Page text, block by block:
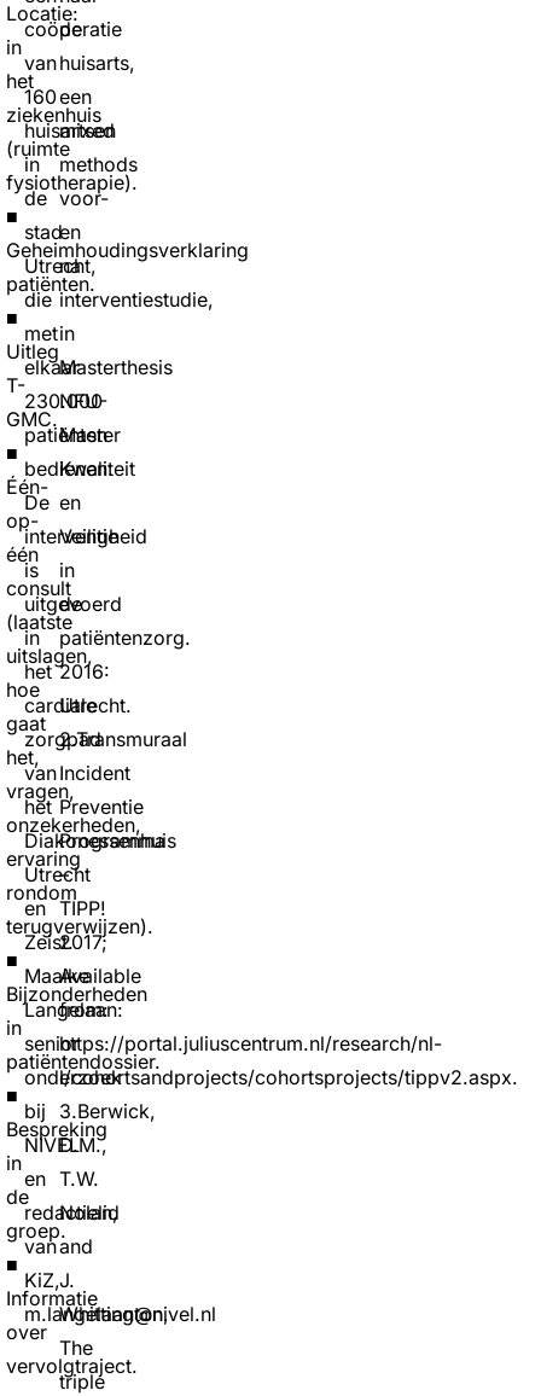
Locatie:
in
het
ziekenhuis
(ruimte
fysiotherapie).
■
Geheimhoudingsverklaring
patiënten.
■
Uitleg
T-
GMC.
■
Één-
op-
één
consult
(laatste
uitslagen,
hoe
gaat
het,
vragen,
onzekerheden,
ervaring
rondom
terugverwijzen).
■
Bijzonderheden
in
patiëntendossier.
■
Bespreking
in
de
groep.
■
Informatie
over
vervolgtraject.
coöperatie
van
160
huisartsen
in
de
stad
Utrecht,
die
met
elkaar
230.000
patiënten
bedienen.
De
interventie
is
uitgevoerd
in
het
cardiale
zorgpad
van
het
Diakonessenhuis
Utrecht
en
Zeist.
Maaike
Langelaan:
senior
onderzoek
bij
NIVEL
en
redactielid
van
KiZ,
m.langelaan@nivel.nl
de
huisarts,
een
mixed
methods
voor-
en
na
interventiestudie,
in
Masterthesis
NFU-
Master
Kwaliteit
en
Veiligheid
in
de
patiëntenzorg.
2016:
Utrecht.
2.Transmuraal
Incident
Preventie
Programma
–
TIPP!
2017;
Available
from:
https://portal.juliuscentrum.nl/research/nl-
l/cohortsandprojects/cohortsprojects/tippv2.aspx.
3.Berwick,
D.M.,
T.W.
Nolan,
and
J.
Whittington,
The
triple